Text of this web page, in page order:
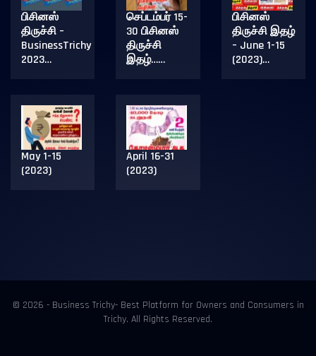
பிசினஸ்
திருச்சி –
BusinessTrichy
2023…
செப்டம்பர் 15-
30 பிசினஸ்
திருச்சி
இதழ்……
பிசினஸ்
திருச்சி இதழ்
– June 1-15
(2023)…
May 1-15
(2023)
April 16-31
(2023)
© 2026 - Business Trichy- Best Platform for Owners and Consumers in
Trichy. All Rights Reserved.